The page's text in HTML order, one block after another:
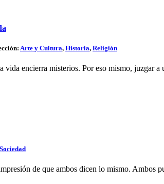
Arte y Cultura, Historia, Religión
encierra misterios. Por eso mismo, juzgar
Sociedad
de que ambos dicen lo mismo. Ambos